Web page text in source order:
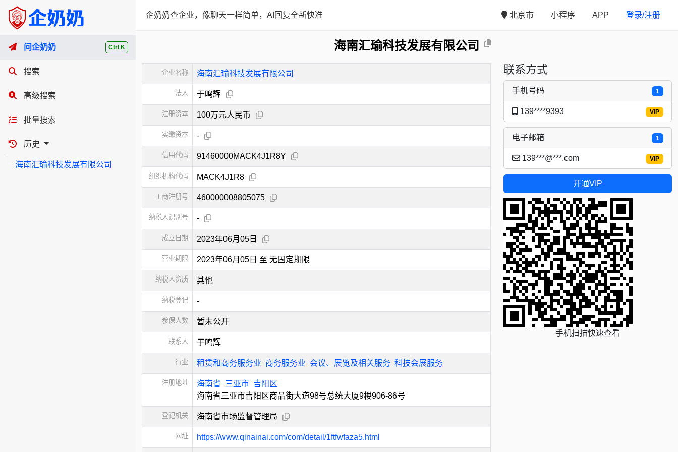
Ctrl K
问企奶奶
搜索
高级搜索
批量搜索
历史
海南汇瑜科技发展有限公司
企奶奶查企业，像聊天一样简单，AI回复全新快准 北京市 小程序 APP 登录/注册
海南汇瑜科技发展有限公司
企业名称 海南汇瑜科技发展有限公司
法人 于鸣辉
注册资本 100万元人民币
实缴资本 -
信用代码 91460000MACK4J1R8Y
组织机构代码 MACK4J1R8
工商注册号 460000008805075
纳税人识别号 -
成立日期 2023年06月05日
营业期限 2023年06月05日 至 无固定期限
纳税人资质 其他
纳税登记 -
参保人数 暂未公开
联系人 于鸣辉
行业 租赁和商务服务业 商务服务业 会议、展览及相关服务 科技会展服务
注册地址 海南省 三亚市 吉阳区
海南省三亚市吉阳区商品街大道98号总统大厦9楼906-86号
登记机关 海南省市场监督管理局
网址 https://www.qinainai.com/com/detail/1ftfwfaza5.html
联系方式
1
手机号码
VIP
139****9393
1
电子邮箱
VIP
139***@***.com
开通VIP
手机扫描快速查看